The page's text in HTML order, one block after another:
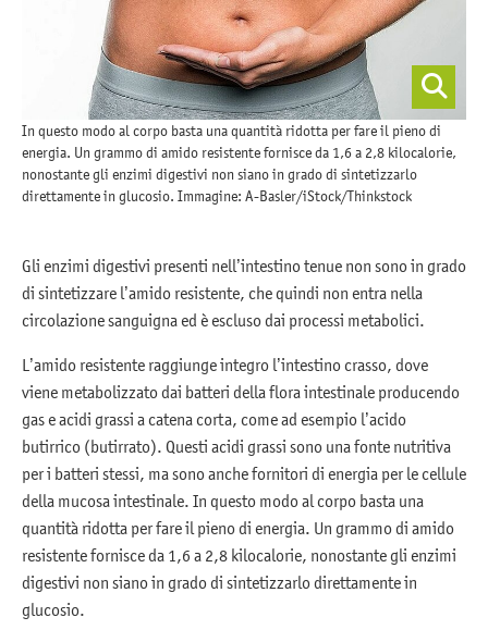
In questo modo al corpo basta una quantità ridotta per fare il pieno di
energia. Un grammo di amido resistente fornisce da 1,6 a 2,8 kilocalorie,
nonostante gli enzimi digestivi non siano in grado di sintetizzarlo
direttamente in glucosio. Immagine: A-Basler/iStock/Thinkstock
Gli enzimi digestivi presenti nell’intestino tenue non sono in grado
di sintetizzare l’amido resistente, che quindi non entra nella
circolazione sanguigna ed è escluso dai processi metabolici.
L’amido resistente raggiunge integro l’intestino crasso, dove
viene metabolizzato dai batteri della flora intestinale producendo
gas e acidi grassi a catena corta, come ad esempio l’acido
butirrico (butirrato). Questi acidi grassi sono una fonte nutritiva
per i batteri stessi, ma sono anche fornitori di energia per le cellule
della mucosa intestinale. In questo modo al corpo basta una
quantità ridotta per fare il pieno di energia. Un grammo di amido
resistente fornisce da 1,6 a 2,8 kilocalorie, nonostante gli enzimi
digestivi non siano in grado di sintetizzarlo direttamente in
glucosio.